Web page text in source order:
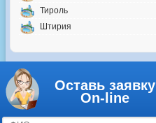
Тироль
Штирия
Оставь заявку
On-line